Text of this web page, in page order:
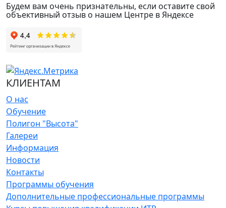
Будем вам очень признательны, если оставите свой
объективный отзыв о нашем Центре в Яндексе
КЛИЕНТАМ
О нас
Обучение
Полигон "Высота"
Галереи
Информация
Новости
Контакты
Программы обучения
Дополнительные профессиональные программы